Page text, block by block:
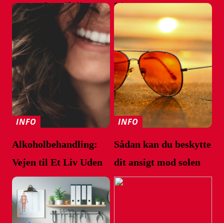
mennesker dårligt syn Liv
INFO
Alkoholbehandling:
Vejen til Et Liv Uden
Afhængighed
INFO
Sådan kan du beskytte
dit ansigt mod solen